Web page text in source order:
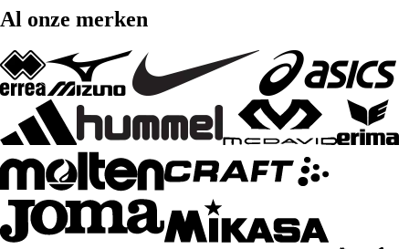
Al onze merken